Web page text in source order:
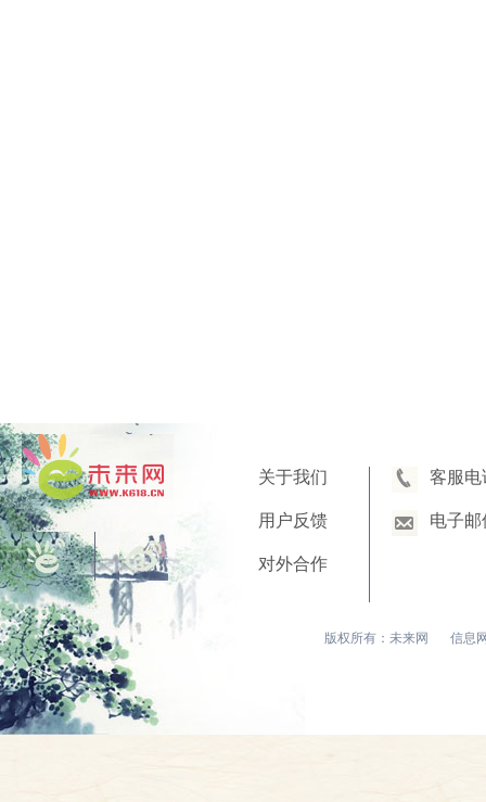
关于我们
用户反馈
对外合作
客服电
电子邮
版权所有：未来网 信息